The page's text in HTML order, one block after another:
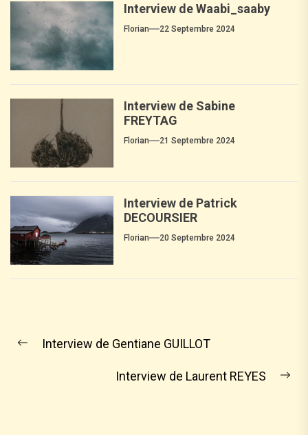
Interview de Waabi_saaby
Florian 22 Septembre 2024
Interview de Sabine
FREYTAG
Florian 21 Septembre 2024
Interview de Patrick
DECOURSIER
Florian 20 Septembre 2024
Interview de Gentiane GUILLOT
Interview de Laurent REYES